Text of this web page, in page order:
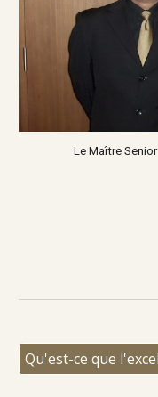
Le Maître